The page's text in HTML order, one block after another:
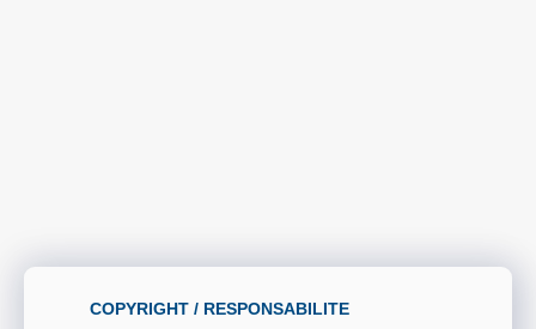
COPYRIGHT / RESPONSABILITE